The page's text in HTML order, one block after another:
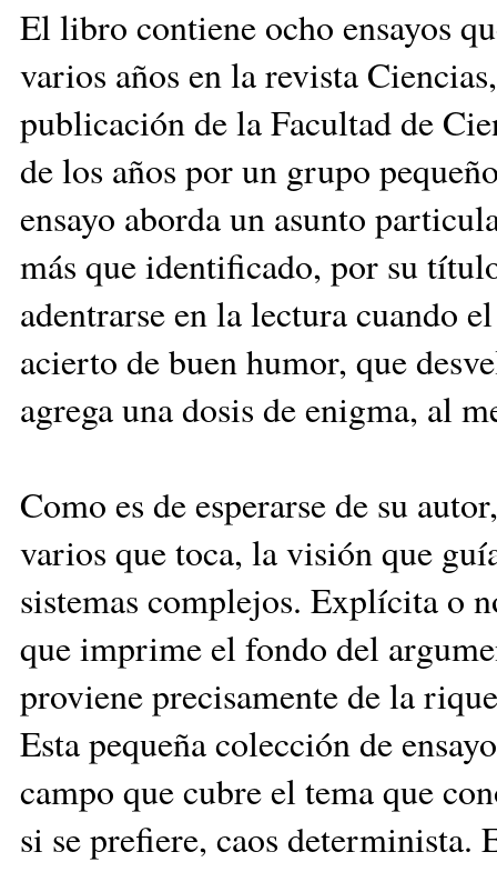
El libro contiene ocho ensayos
varios años en la revista
publicación de la Facultad de
de los años por un grupo
ensayo aborda un asunto
más que identificado, por su
adentrarse en la lectura cuando
acierto de buen humor, que
agrega una dosis de enigma, al
Como es de esperarse de su
varios que toca, la visión que
sistemas complejos. Explícita o
que imprime el fondo del
proviene precisamente de la
Esta pequeña colección de
campo que cubre el tema que
si se prefiere, caos determinista.